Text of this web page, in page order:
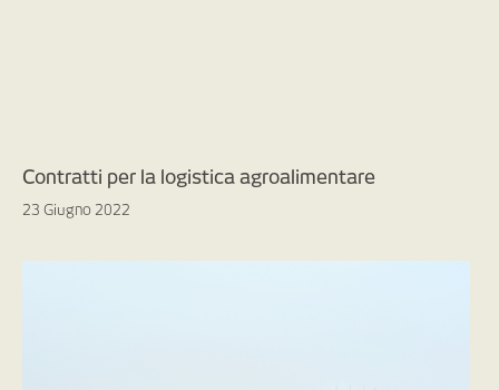
Contratti per la logistica agroalimentare
23 Giugno 2022